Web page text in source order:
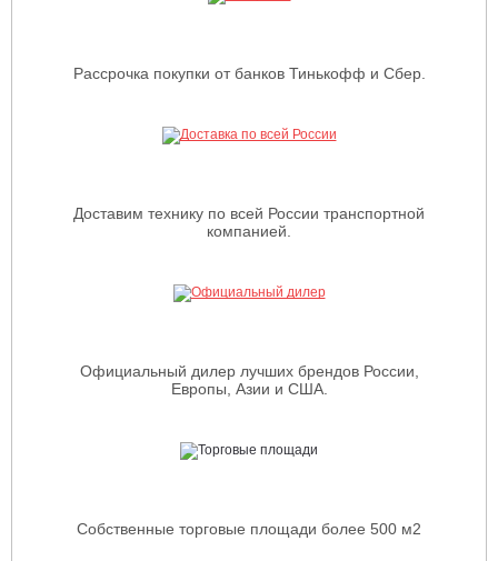
Рассрочка покупки от банков Тинькофф и Сбер.
Доставим технику по всей России транспортной
компанией.
Официальный дилер лучших брендов России,
Европы, Азии и США.
Собственные торговые площади более 500 м2